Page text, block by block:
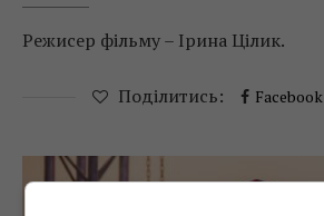
Режисер фільму – Ірина Цілик.
Поділитись: Facebook